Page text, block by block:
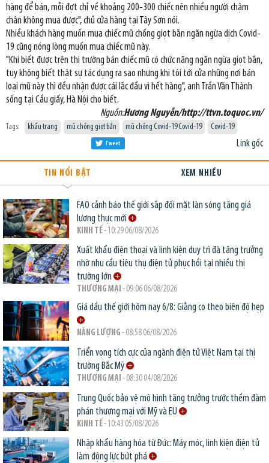
hàng để bán, mỗi đợt chỉ về khoảng 200-300 chiếc nên nhiều người chậm
chân không mua được", chủ cửa hàng tại Tây Sơn nói.
Nhiều khách hàng muốn mua chiếc mũ chống giọt bắn ngăn ngừa dịch Covid-
19 cũng nóng lòng muốn mua chiếc mũ này.
"Khi biết được trên thị trường bán chiếc mũ có chức năng ngăn ngừa giọt bắn,
tuy không biết thật sự tác dụng ra sao nhưng khi tôi tới cửa những nơi bán
loại mũ này thì đều nhận được cái lắc đầu vì hết hàng", anh Trần Văn Thành
sống tại Cầu giấy, Hà Nội cho biết.
Nguồn:Hương Nguyễn/http://ttvn.toquoc.vn/
Tags: khẩu trang mũ chống giọt bắn mũ chống Covid-19 Covid-19 Covid-19
Link gốc
Tweet
TIN NỔI BẬT XEM NHIỀU
FAO cảnh báo thế giới sắp đối mặt làn sóng tăng giá
lương thực mới
KINH TẾ- 10:29 06/08/2026
Xuất khẩu điện thoại và linh kiện duy trì đà tăng trưởng
nhờ nhu cầu tiêu thụ điện tử phục hồi tại nhiều thị
trường lớn
THƯƠNG MẠI - 09:06 06/08/2026
Giá dầu thế giới hôm nay 6/8: Giằng co theo biên độ hẹp
NĂNG LƯỢNG - 08:58 06/08/2026
Triển vọng tích cực của ngành điện tử Việt Nam tại thị
trường Bắc Mỹ
THƯƠNG MẠI - 08:30 04/08/2026
Trung Quốc bảo vệ mô hình tăng trưởng trước thềm đàm
phán thương mại với Mỹ và EU
KINH TẾ- 10:43 05/08/2026
Nhập khẩu hàng hóa từ Đức: Máy móc, linh kiện điện tử
làm động lực bứt phá